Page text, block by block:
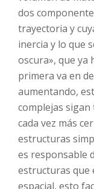
dos
trayectoria y
inercia y lo que
oscura», que ya
primera va en
aumentando,
complejas
cada vez más
estructuras
es responsable
estructuras que
espacial, esto